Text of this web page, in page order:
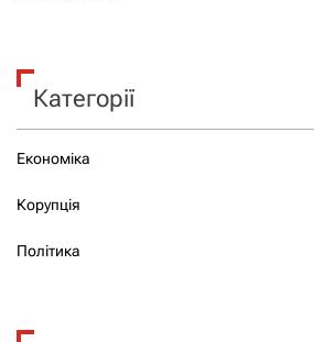
Категорії
Економіка
Корупція
Політика